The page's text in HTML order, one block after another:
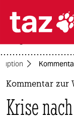

politik
Kommentar zur
Krise